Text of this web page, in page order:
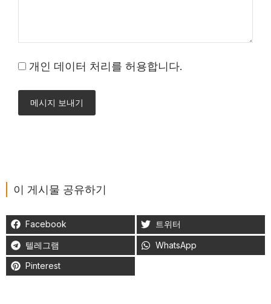
개인 데이터 처리를 허용합니다.
메시지 보내기
이 게시물 공유하기
Facebook 트위터
텔레그램 WhatsApp
Pinterest